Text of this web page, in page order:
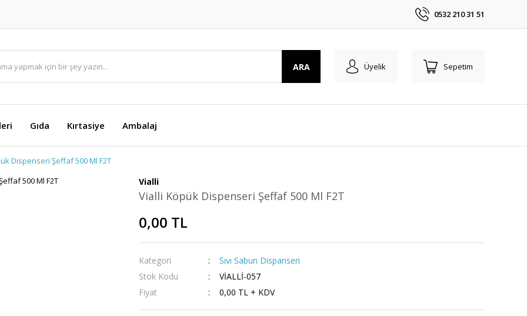
0532 210 31 51
ARA Üyelik Sepetim
Gıda Kırtasiye Ambalaj
Dispenseri Şeffaf 500 Ml F2T
Vialli
Vialli Köpük Dispenseri Şeffaf 500 Ml F2T
0,00 TL
Kategori
Sıvı Sabun Dispanseri
Stok Kodu
VİALLİ-057
Fiyat
0,00 TL + KDV